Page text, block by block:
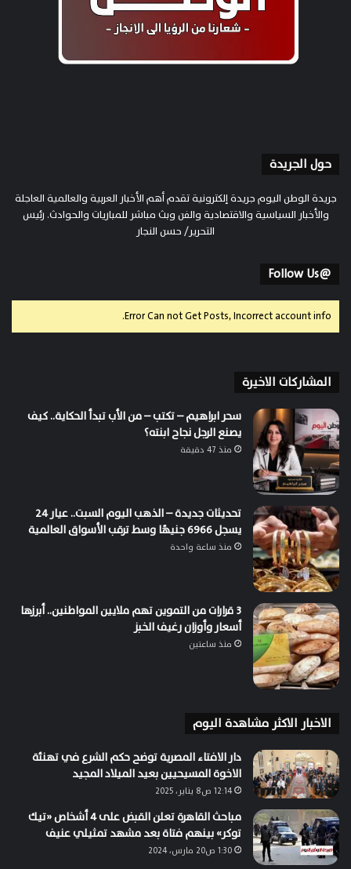
حول الجريدة
جريدة الوطن اليوم جريدة إلكترونية تقدم أهم الأخبار العربية والعالمية العاجلة
والأخبار السياسية والاقتصادية والفن وبث مباشر للمباريات والحوادث. رئيس
التحرير/ حسن النجار
@Follow Us
Error Can not Get Posts, Incorrect account info.
المشاركات الاخيرة
سحر ابراهيم – تكتب – من الأب تبدأ الحكاية.. كيف
يصنع الرجل نجاح ابنته؟
منذ 47 دقيقة
تحديثات جديدة – الذهب اليوم السبت.. عيار 24
يسجل 6966 جنيهًا وسط ترقب الأسواق العالمية
منذ ساعة واحدة
3 قرارات من التموين تهم ملايين المواطنين.. أبرزها
أسعار وأوزان رغيف الخبز
منذ ساعتين
الاخبار الاكثر مشاهدة اليوم
دار الافتاء المصرية توضح حكم الشرع في تهنئة
الاخوة المسيحيين بعيد الميلاد المجيد
12:14 ص8 يناير، 2025
مباحث القاهرة تعلن القبض على 4 أشخاص «تيك
توكر» بينهم فتاة بعد مشهد تمثيلي عنيف
1:30 ص20 مارس، 2024